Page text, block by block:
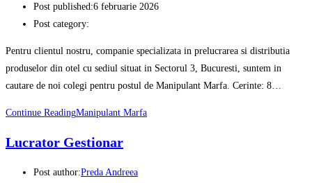
Post published:6 februarie 2026
Post category:
Pentru clientul nostru, companie specializata in prelucrarea si distributia
produselor din otel cu sediul situat in Sectorul 3, Bucuresti, suntem in
cautare de noi colegi pentru postul de Manipulant Marfa. Cerinte: 8…
Continue ReadingManipulant Marfa
Lucrator Gestionar
Post author:Preda Andreea